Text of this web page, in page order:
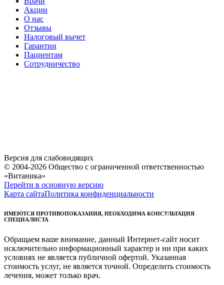
Акции
О нас
Отзывы
Налоговый вычет
Гарантии
Пациентам
Сотрудничество
Версия для слабовидящих
© 2004-2026 Общество с ограниченной ответственностью
«Витаника»
Перейти в основную версию
Карта сайтаПолитика конфиденциальности
ИМЕЮТСЯ ПРОТИВОПОКАЗАНИЯ, НЕОБХОДИМА КОНСУЛЬТАЦИЯ
СПЕЦИАЛИСТА
Обращаем ваше внимание, данный Интернет-сайт носит
исключительно информационный характер и ни при каких
условиях не является публичной офертой. Указанная
стоимость услуг, не является точной. Определить стоимость
лечения, может только врач.